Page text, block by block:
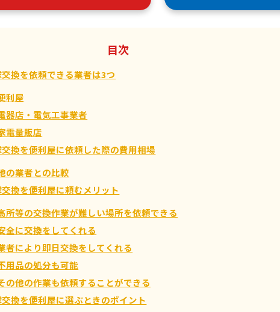
目次
換を依頼できる業者は3つ
利屋
器店・電気工事業者
電量販店
換を便利屋に依頼した際の費用相場
の業者との比較
換を便利屋に頼むメリット
所等の交換作業が難しい場所を依頼できる
全に交換をしてくれる
者により即日交換をしてくれる
用品の処分も可能
の他の作業も依頼することができる
換を便利屋に選ぶときのポイント